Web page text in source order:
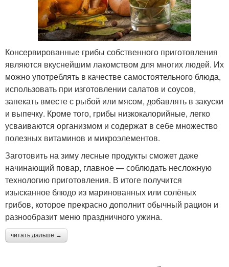
Консервированные грибы собственного приготовления
являются вкуснейшим лакомством для многих людей. Их
можно употреблять в качестве самостоятельного блюда,
использовать при изготовлении салатов и соусов,
запекать вместе с рыбой или мясом, добавлять в закуски
и выпечку. Кроме того, грибы низкокалорийные, легко
усваиваются организмом и содержат в себе множество
полезных витаминов и микроэлементов.
Заготовить на зиму лесные продукты сможет даже
начинающий повар, главное — соблюдать несложную
технологию приготовления. В итоге получится
изысканное блюдо из маринованных или солёных
грибов, которое прекрасно дополнит обычный рацион и
разнообразит меню праздничного ужина.
читать дальше →